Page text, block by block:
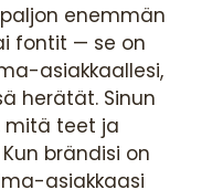
enemmän
fontit — se on
asiakkaallesi,
herätät. Sinun
mitä teet ja
brändisi on
asiakkaasi